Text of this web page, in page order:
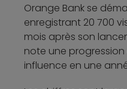
Orange Bank se
enregistrant 20 700
mois après son
note une progression
influence en une